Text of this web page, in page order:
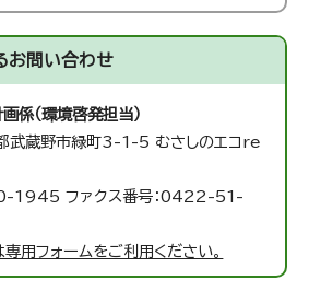
お問い合わせ
係（環境啓発担当）
蔵野市緑町3-1-5 むさしのエコre
1945 ファクス番号：0422-51-
用フォームをご利用ください。